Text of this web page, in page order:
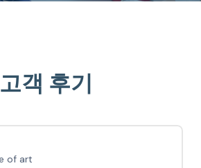
고객 후기